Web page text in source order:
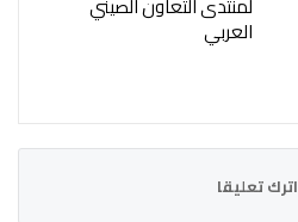
العربي
اترك تعليقا